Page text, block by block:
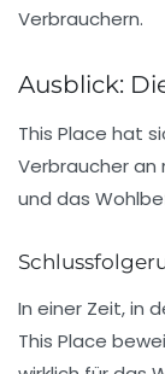
Verbrauchern.
Ausblick:
This Place hat
Verbraucher an
und das
In einer Zeit, in
This Place